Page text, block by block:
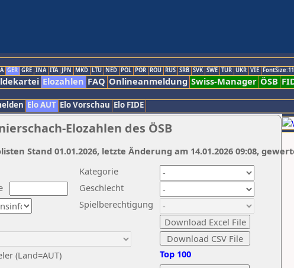
GER GRE INA ITA JPN MKD LTU NED POL POR ROU RUS SRB SVK SWE TUR UKR VIE
Elozahlen FAQ Onlineanmeldung Swiss-Manager ÖSB
Elo AUT Elo Vorschau Elo FIDE
Elozahlen des ÖSB
Kategorie
Geschlecht
(Land=AUT)
Spielberechtigung
Top 100
Stand 01.01.2026, letzte Änderung am 14.01.2026 09:08,